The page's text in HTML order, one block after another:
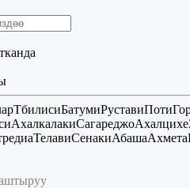
ТбилисиБатумиРуставиПоти
АхалкалакиСагареджоАхалцихе
ТелавиСенакиАбашаАхмета